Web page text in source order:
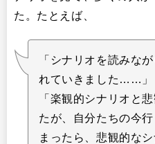
た。たとえば、
「シナリオを読みな
れていきました……」
「楽観的シナリオと
たが、自分たちの今
まったら、悲観的な